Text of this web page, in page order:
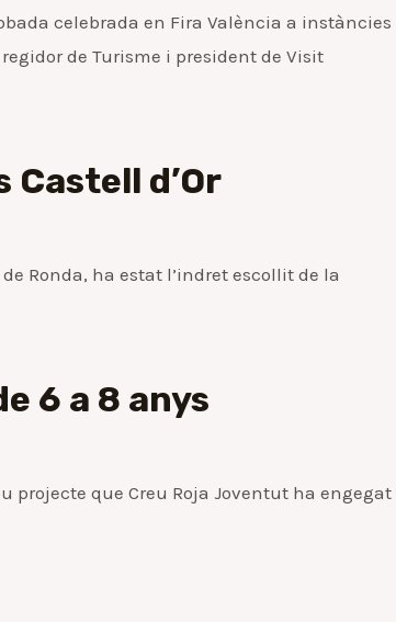
celebrada en Fira València a instàncies
de Turisme i president de Visit
d’Or
Ronda, ha estat l’indret escollit de la
6 a 8 anys
projecte que Creu Roja Joventut ha engegat